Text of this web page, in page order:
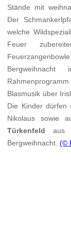
Stände mit
Der
welche
Feuer
Blasmusik über
Die Kinder dürfen
Nikolaus sowie
Türkenfeld aus
Bergweihnacht.(©